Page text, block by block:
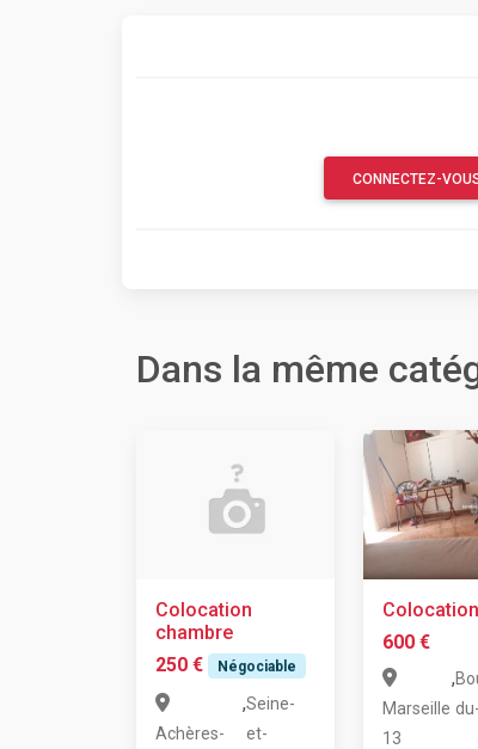
CONNECTEZ-
Dans la même
Colocation
chambre
250 €
Négociable
Achères-
,Seine-
et-
600 €
Marseille
13
,